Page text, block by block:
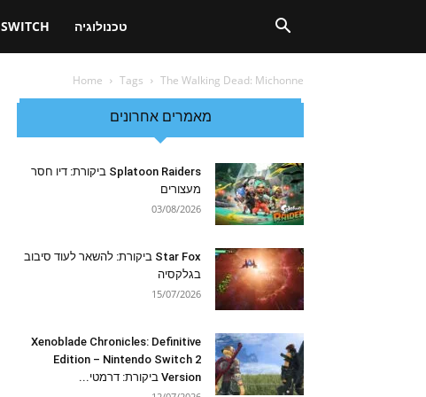
SWITCH טכנולוגיה
Home Tags The Walking Dead: Michonne
מאמרים אחרונים
Splatoon Raiders ביקורת: דיו חסר
מעצורים
03/08/2026
Star Fox ביקורת: להשאר לעוד סיבוב
בגלקסיה
15/07/2026
Xenoblade Chronicles: Definitive
Edition – Nintendo Switch 2
Version ביקורת: דרמטי...